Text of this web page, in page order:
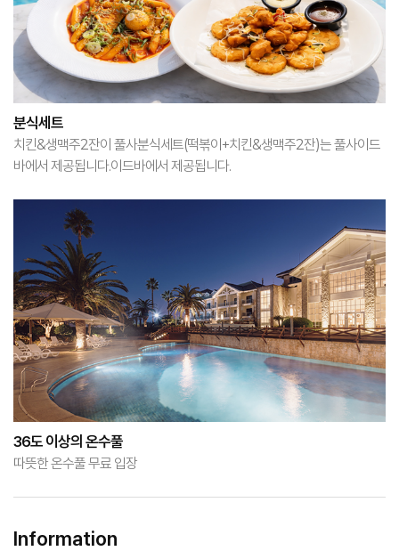
분식세트
치킨&생맥주2잔이 풀사분식세트(떡볶이+치킨&생맥주2잔)는 풀사이드
바에서 제공됩니다.이드바에서 제공됩니다.
36도 이상의 온수풀
따뜻한 온수풀 무료 입장
Information